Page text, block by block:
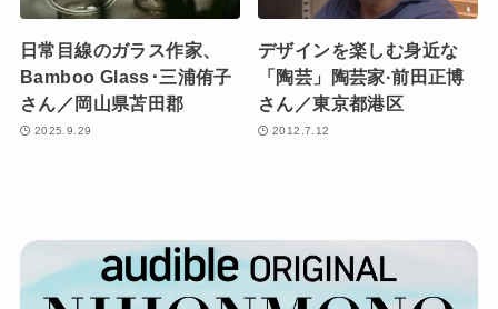
日常目線のガラス作家、
Bamboo Glass･三浦侑子
さん／岡山県苫田郡
2025.9.29
デザインを楽しむ身近な
「陶芸」陶芸家·前田正博
さん／東京都港区
2012.7.12